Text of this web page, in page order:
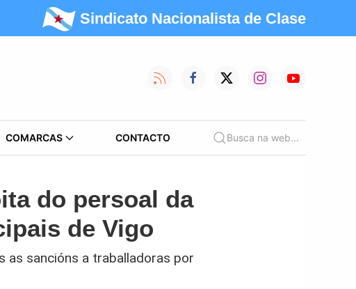
Sindicato Nacionalista de Clase
COMARCAS CONTACTO Busca na web...
do persoal da
de Vigo
as sancións a traballadoras por